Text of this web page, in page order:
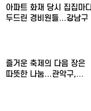
아파트 화재 당시 집집마
두드린 경비원들…강남
즐거운 축제의 다음 장은
따뜻한 나눔…관악구,